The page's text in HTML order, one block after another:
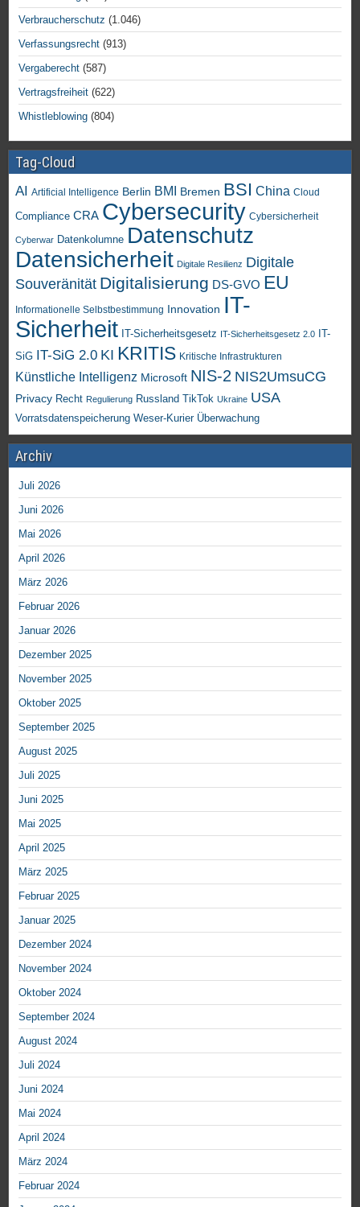
Verbraucherschutz (1.046)
Verfassungsrecht (913)
Vergaberecht (587)
Vertragsfreiheit (622)
Whistleblowing (804)
Tag-Cloud
AI Artificial Intelligence Berlin BMI Bremen BSI China Cloud
Compliance CRA Cybersecurity Cybersicherheit
Cyberwar Datenkolumne Datenschutz
Datensicherheit Digitale Resilienz Digitale
Souveränität Digitalisierung DS-GVO EU
Informationelle Selbstbestimmung Innovation IT-
Sicherheit IT-Sicherheitsgesetz IT-Sicherheitsgesetz 2.0
IT-
SiG IT-SiG 2.0 KI KRITIS Kritische Infrastrukturen
Künstliche Intelligenz Microsoft NIS-2 NIS2UmsuCG
Privacy Recht Regulierung Russland TikTok Ukraine USA
Vorratsdatenspeicherung Weser-Kurier Überwachung
Archiv
Juli 2026
Juni 2026
Mai 2026
April 2026
März 2026
Februar 2026
Januar 2026
Dezember 2025
November 2025
Oktober 2025
September 2025
August 2025
Juli 2025
Juni 2025
Mai 2025
April 2025
März 2025
Februar 2025
Januar 2025
Dezember 2024
November 2024
Oktober 2024
September 2024
August 2024
Juli 2024
Juni 2024
Mai 2024
April 2024
März 2024
Februar 2024